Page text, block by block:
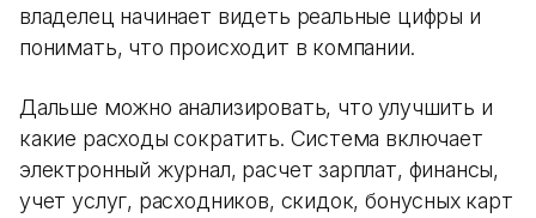
владелец начинает видеть реальные цифры и
понимать, что происходит в компании.
Дальше можно анализировать, что улучшить и
какие расходы сократить. Система включает
электронный журнал, расчет зарплат, финансы,
учет услуг, расходников, скидок, бонусных карт